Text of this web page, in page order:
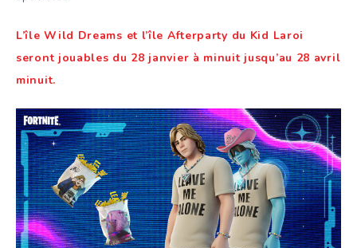
L’île Wild Dreams et l’île Afterparty du Kid Laroi
seront jouables du 28 janvier à minuit jusqu’au 28 avril
minuit.